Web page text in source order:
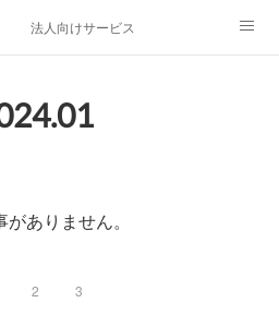
法人向けサービス
プライバシーポリシー
.01
がありません。
2 3